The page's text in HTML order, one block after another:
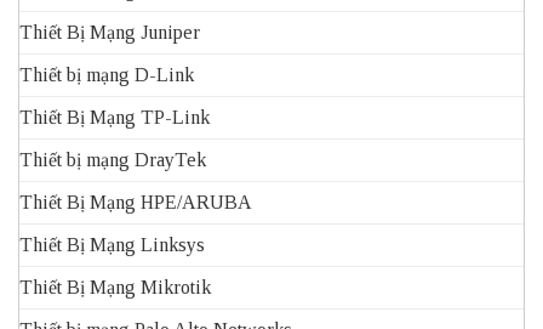
Thiết Bị Mạng Juniper
Thiết bị mạng D-Link
Thiết Bị Mạng TP-Link
Thiết bị mạng DrayTek
Thiết Bị Mạng HPE/ARUBA
Thiết Bị Mạng Linksys
Thiết Bị Mạng Mikrotik